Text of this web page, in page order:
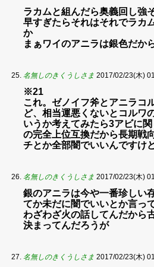
ラカムと組んだら奥義回し強
早すぎたらそれはそれでラカ
か
まぁワイのアニラは銀色だか
名無しのきくうしさま 2017/02/23(木)
※21
これ。ゼノイフ斧とアニラコ
ど、相当運悪くないとコルワ
いうか考えてみたら3アビに
の完全上位互換だから長期戦
チとか全部闇でいいんですけど
名無しのきくうしさま 2017/02/23(木)
銀のアニラは今や一番珍しい
てか未だに闇でいいとか言っ
わざわざ火の話してんだから
決まってんだろうが
名無しのきくうしさま 2017/02/23(木)